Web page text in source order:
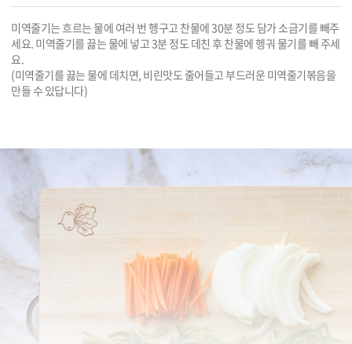
미역줄기는 흐르는 물에 여러 번 헹구고 찬물에 30분 정도 담가 소금기를 빼주
세요. 미역줄기를 끓는 물에 넣고 3분 정도 데친 후 찬물에 헹궈 물기를 빼 주세
요.
(미역줄기를 끓는 물에 데치면, 비린맛도 줄어들고 부드러운 미역줄기볶음을